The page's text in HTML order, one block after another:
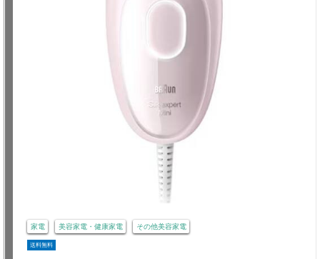
家電 美容家電・健康家電 その他美容家電
送料無料